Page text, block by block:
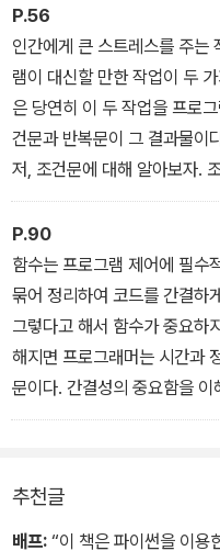
머릿속에 저장하지 못하기 때
정보를 기억해줄 매체를 원하
P.56
인간에게 큰 스트레스를 주는
램이 대신할 만한 작업이 두
은 당연히 이 두 작업을 프로
건문과 반복문이 그 결과물이
저, 조건문에 대해 알아보자.
내릴 수 있도록 한다. 정해진
과가 참(True)인 경우와 거짓
도록 명령할 수 있다. 일종의
P.90
함수는 프로그램 제어에 필수
묶어 정리하여 코드를 간결하
그렇다고 해서 함수가 중요하
해지면 프로그래머는 시간과
문이다. 간결성의 중요함을
추천글
배프: “이 책은 파이썬을 이용